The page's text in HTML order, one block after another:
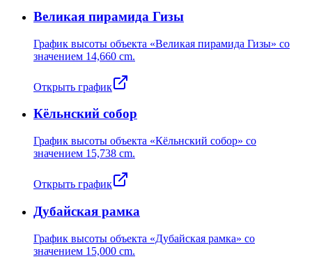
Великая пирамида Гизы
График высоты объекта «Великая пирамида Гизы» со
значением 14,660 cm.
Открыть график
Кёльнский собор
График высоты объекта «Кёльнский собор» со
значением 15,738 cm.
Открыть график
Дубайская рамка
График высоты объекта «Дубайская рамка» со
значением 15,000 cm.